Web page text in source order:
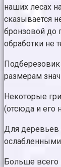
наших лесах
сказывается
бронзовой до
обработки не
размерам
Некоторые
(отсюда и его
Для деревьев
Больше всего